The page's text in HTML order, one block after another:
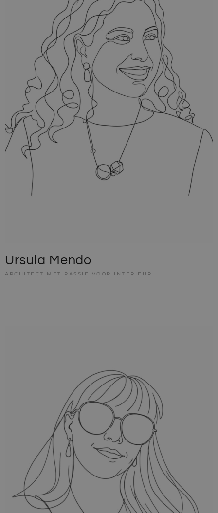
Ursula Mendo
ARCHITECT MET PASSIE VOOR INTERIEUR